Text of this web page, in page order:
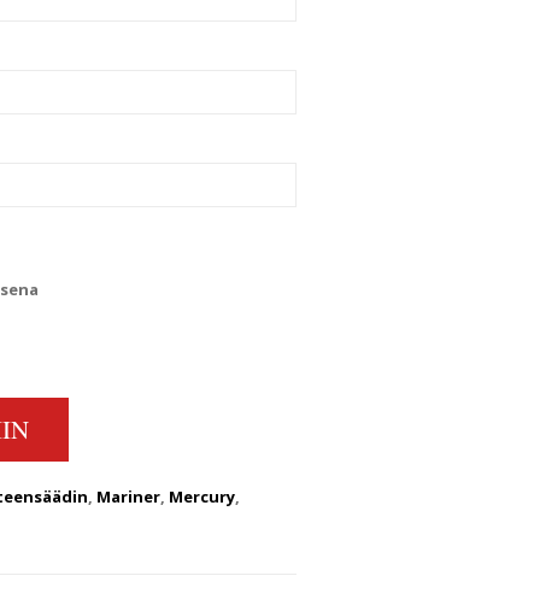
, Mariner, Mercury,